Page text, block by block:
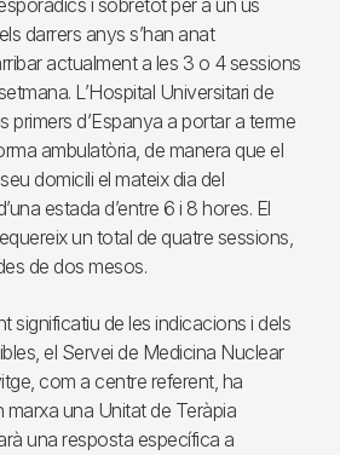
i sobretot per a un ús
darrers anys s’han anat
actualment a les 3 o 4 sessions
L’Hospital Universitari de
primers d’Espanya a portar a terme
ambulatòria, de manera que el
domicili el mateix dia del
estada d’entre 6 i 8 hores. El
un total de quatre sessions,
de dos mesos.
significatiu de les indicacions i dels
el Servei de Medicina Nuclear
com a centre referent, ha
marxa una Unitat de Teràpia
una resposta específica a